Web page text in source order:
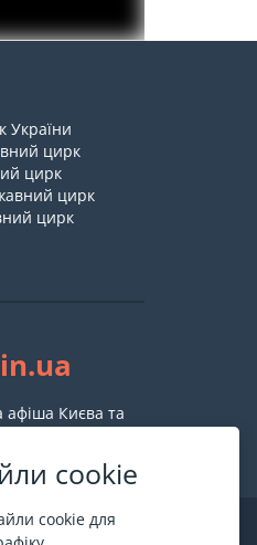
cookie
cookie для
України
цирк
цирк
цирк
цирк
афіша Києва та